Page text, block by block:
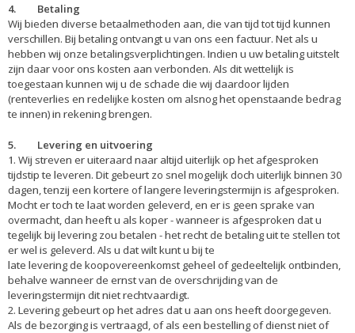
4. Betaling
Wij bieden diverse betaalmethoden aan, die van tijd tot tijd kunnen
verschillen. Bij betaling ontvangt u van ons een factuur. Net als u
hebben wij onze betalingsverplichtingen. Indien u uw betaling uitstelt
zijn daar voor ons kosten aan verbonden. Als dit wettelijk is
toegestaan kunnen wij u de schade die wij daardoor lijden
(renteverlies en redelijke kosten om alsnog het openstaande bedrag
te innen) in rekening brengen.
5. Levering en uitvoering
1. Wij streven er uiteraard naar altijd uiterlijk op het afgesproken
tijdstip te leveren. Dit gebeurt zo snel mogelijk doch uiterlijk binnen 30
dagen, tenzij een kortere of langere leveringstermijn is afgesproken.
Mocht er toch te laat worden geleverd, en er is geen sprake van
overmacht, dan heeft u als koper - wanneer is afgesproken dat u
tegelijk bij levering zou betalen - het recht de betaling uit te stellen tot
er wel is geleverd. Als u dat wilt kunt u bij te
late levering de koopovereenkomst geheel of gedeeltelijk ontbinden,
behalve wanneer de ernst van de overschrijding van de
leveringstermijn dit niet rechtvaardigt.
2. Levering gebeurt op het adres dat u aan ons heeft doorgegeven.
Als de bezorging is vertraagd, of als een bestelling of dienst niet of